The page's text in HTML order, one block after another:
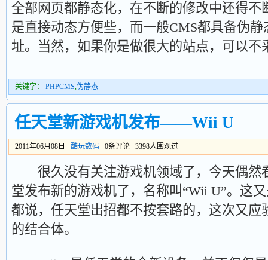
全部网页都静态化，在不断的修改中还得不
是直接动态方便些，而一般CMS都具备伪
址。当然，如果你是做很大的站点，可以不
关键字： PHPCMS,伪静态
任天堂新游戏机发布——Wii U
2011年06月08日 酷玩数码 0条评论 3398人围观过
很久没有关注游戏机领域了，今天偶然
堂发布新的游戏机了，名称叫“Wii U”。这
都说，任天堂出招都不按套路的，这次又应
的结合体。